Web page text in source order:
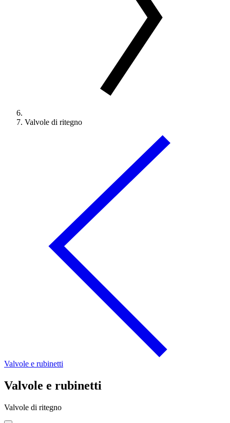
Valvole di ritegno
Valvole e rubinetti
Valvole e rubinetti
Valvole di ritegno